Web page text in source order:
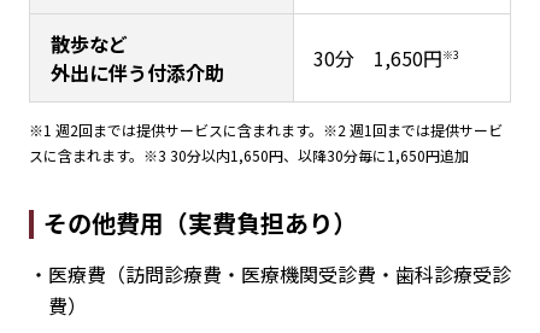
散歩など
外出に伴う付添介助
30分 1,650円※3
※1 週2回までは提供サービスに含まれます。※2 週1回までは提供サービ
スに含まれます。※3 30分以内1,650円、以降30分毎に1,650円追加
その他費用（実費負担あり）
・医療費（訪問診療費・医療機関受診費・歯科診療受診
費）